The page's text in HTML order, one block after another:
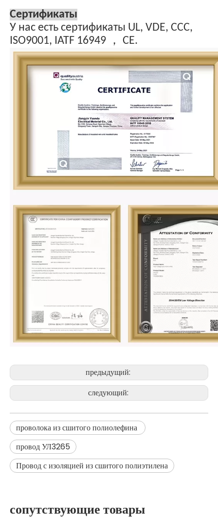
Сертификаты
У нас есть сертификаты UL, VDE, CCC,
ISO9001, IATF 16949 ， CE.
предыдущий:
следующий:
проволока из сшитого полиолефина
провод УЛ3265
Провод с изоляцией из сшитого полиэтилена
сопутствующие товары